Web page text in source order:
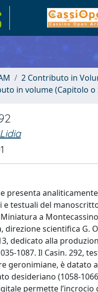
2 Contributo in
in volume (Capitolo o
presenta
e testuali del
a Montecassino.
direzione scientifica G.
dedicato alla
1087. Il Casin. 292,
geronimiane, è datato
desideriano (1058-
permette l’incrocio